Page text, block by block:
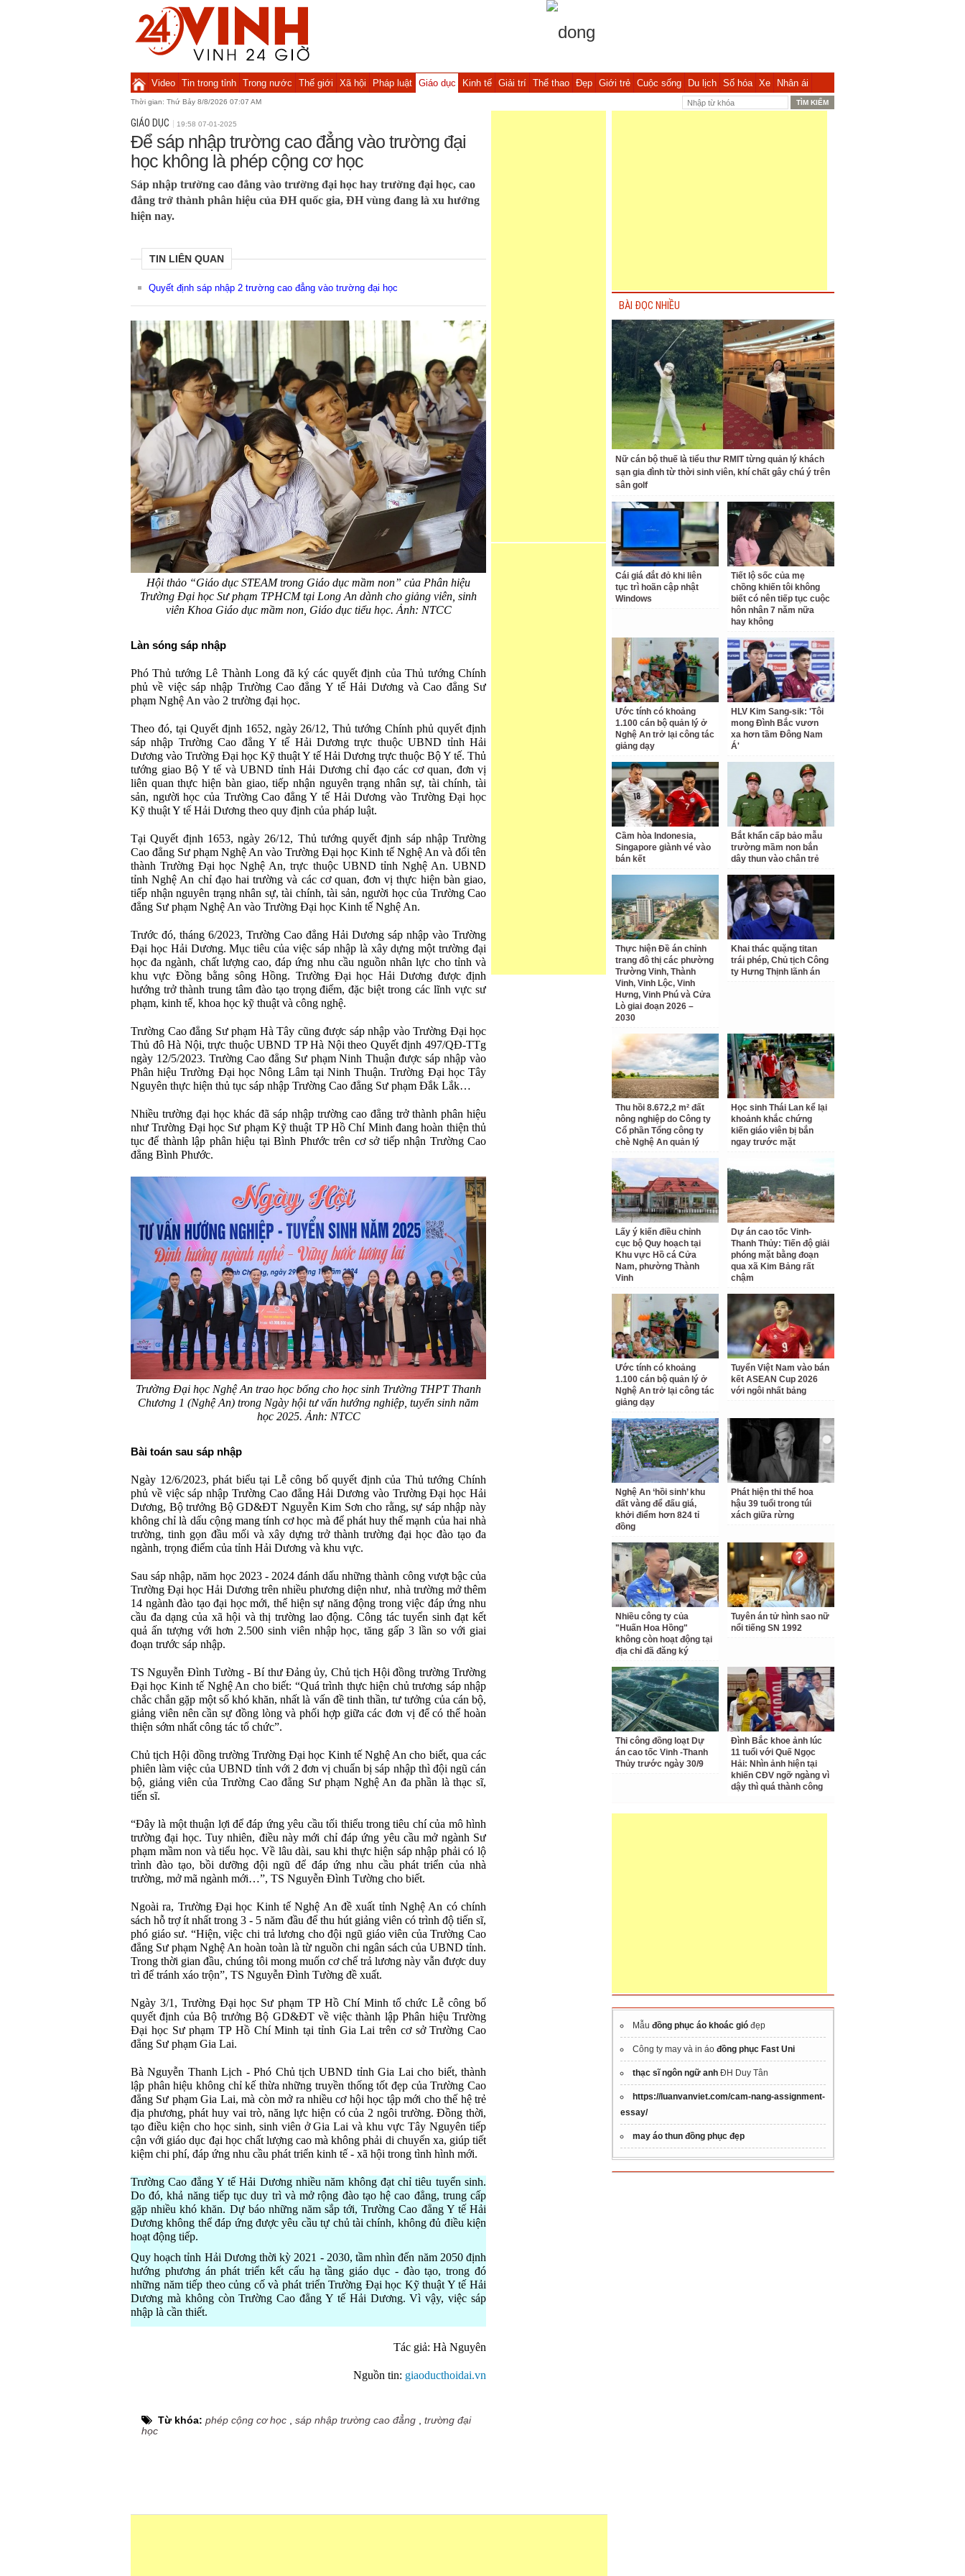
Video Tin trong tỉnh Trong nước Thế giới Xã hội Pháp luật Giáo dục Kinh tế Giải trí Thể thao Đẹp Giới trẻ Cuộc sống Du lịch Số hóa Xe Nhân ái
Thời gian: Thứ Bảy 8/8/2026 07:07 AM
GIÁO DỤC 19:58 07-01-2025
Để sáp nhập trường cao đẳng vào trường đại
học không là phép cộng cơ học
Sáp nhập trường cao đẳng vào trường đại học hay trường đại học, cao
đẳng trở thành phân hiệu của ĐH quốc gia, ĐH vùng đang là xu hướng
hiện nay.
TIN LIÊN QUAN
Quyết định sáp nhập 2 trường cao đẳng vào trường đại học
Hội thảo “Giáo dục STEAM trong Giáo dục mầm non” của Phân hiệu
Trường Đại học Sư phạm TPHCM tại Long An dành cho giảng viên, sinh
viên Khoa Giáo dục mầm non, Giáo dục tiểu học. Ảnh: NTCC
Làn sóng sáp nhập
Phó Thủ tướng Lê Thành Long đã ký các quyết định của Thủ tướng Chính
phủ về việc sáp nhập Trường Cao đẳng Y tế Hải Dương và Cao đẳng Sư
phạm Nghệ An vào 2 trường đại học.
Theo đó, tại Quyết định 1652, ngày 26/12, Thủ tướng Chính phủ quyết định
sáp nhập Trường Cao đẳng Y tế Hải Dương trực thuộc UBND tỉnh Hải
Dương vào Trường Đại học Kỹ thuật Y tế Hải Dương trực thuộc Bộ Y tế. Thủ
tướng giao Bộ Y tế và UBND tỉnh Hải Dương chỉ đạo các cơ quan, đơn vị
liên quan thực hiện bàn giao, tiếp nhận nguyên trạng nhân sự, tài chính, tài
sản, người học của Trường Cao đẳng Y tế Hải Dương vào Trường Đại học
Kỹ thuật Y tế Hải Dương theo quy định của pháp luật.
Tại Quyết định 1653, ngày 26/12, Thủ tướng quyết định sáp nhập Trường
Cao đẳng Sư phạm Nghệ An vào Trường Đại học Kinh tế Nghệ An và đổi tên
thành Trường Đại học Nghệ An, trực thuộc UBND tỉnh Nghệ An. UBND
tỉnh Nghệ An chỉ đạo hai trường và các cơ quan, đơn vị thực hiện bàn giao,
tiếp nhận nguyên trạng nhân sự, tài chính, tài sản, người học của Trường Cao
đẳng Sư phạm Nghệ An vào Trường Đại học Kinh tế Nghệ An.
Trước đó, tháng 6/2023, Trường Cao đẳng Hải Dương sáp nhập vào Trường
Đại học Hải Dương. Mục tiêu của việc sáp nhập là xây dựng một trường đại
học đa ngành, chất lượng cao, đáp ứng nhu cầu nguồn nhân lực cho tỉnh và
khu vực Đồng bằng sông Hồng. Trường Đại học Hải Dương được định
hướng trở thành trung tâm đào tạo trọng điểm, đặc biệt trong các lĩnh vực sư
phạm, kinh tế, khoa học kỹ thuật và công nghệ.
Trường Cao đẳng Sư phạm Hà Tây cũng được sáp nhập vào Trường Đại học
Thủ đô Hà Nội, trực thuộc UBND TP Hà Nội theo Quyết định 497/QĐ-TTg
ngày 12/5/2023. Trường Cao đẳng Sư phạm Ninh Thuận được sáp nhập vào
Phân hiệu Trường Đại học Nông Lâm tại Ninh Thuận. Trường Đại học Tây
Nguyên thực hiện thủ tục sáp nhập Trường Cao đẳng Sư phạm Đắk Lắk…
Nhiều trường đại học khác đã sáp nhập trường cao đẳng trở thành phân hiệu
như Trường Đại học Sư phạm Kỹ thuật TP Hồ Chí Minh đang hoàn thiện thủ
tục để thành lập phân hiệu tại Bình Phước trên cơ sở tiếp nhận Trường Cao
đẳng Bình Phước.
Trường Đại học Nghệ An trao học bổng cho học sinh Trường THPT Thanh
Chương 1 (Nghệ An) trong Ngày hội tư vấn hướng nghiệp, tuyển sinh năm
học 2025. Ảnh: NTCC
Bài toán sau sáp nhập
Ngày 12/6/2023, phát biểu tại Lễ công bố quyết định của Thủ tướng Chính
phủ về việc sáp nhập Trường Cao đẳng Hải Dương vào Trường Đại học Hải
Dương, Bộ trưởng Bộ GD&ĐT Nguyễn Kim Sơn cho rằng, sự sáp nhập này
không chỉ là dấu cộng mang tính cơ học mà để phát huy thế mạnh của hai nhà
trường, tinh gọn đầu mối và xây dựng trở thành trường đại học đào tạo đa
ngành, trọng điểm của tỉnh Hải Dương và khu vực.
Sau sáp nhập, năm học 2023 - 2024 đánh dấu những thành công vượt bậc của
Trường Đại học Hải Dương trên nhiều phương diện như, nhà trường mở thêm
14 ngành đào tạo đại học mới, thể hiện sự năng động trong việc đáp ứng nhu
cầu đa dạng của xã hội và thị trường lao động. Công tác tuyển sinh đạt kết
quả ấn tượng với hơn 2.500 sinh viên nhập học, tăng gấp 3 lần so với giai
đoạn trước sáp nhập.
TS Nguyễn Đình Tường - Bí thư Đảng ủy, Chủ tịch Hội đồng trường Trường
Đại học Kinh tế Nghệ An cho biết: “Quá trình thực hiện chủ trương sáp nhập
chắc chắn gặp một số khó khăn, nhất là vấn đề tinh thần, tư tưởng của cán bộ,
giảng viên nên cần sự đồng lòng và phối hợp giữa các đơn vị để có thể hoàn
thiện sớm nhất công tác tổ chức”.
Chủ tịch Hội đồng trường Trường Đại học Kinh tế Nghệ An cho biết, qua các
phiên làm việc của UBND tỉnh với 2 đơn vị chuẩn bị sáp nhập thì đội ngũ cán
bộ, giảng viên của Trường Cao đẳng Sư phạm Nghệ An đa phần là thạc sĩ,
tiến sĩ.
“Đây là một thuận lợi để đáp ứng yêu cầu tối thiểu trong tiêu chí của mô hình
trường đại học. Tuy nhiên, điều này mới chỉ đáp ứng yêu cầu mở ngành Sư
phạm mầm non và tiểu học. Về lâu dài, sau khi thực hiện sáp nhập phải có lộ
trình đào tạo, bồi dưỡng đội ngũ để đáp ứng nhu cầu phát triển của nhà
trường, mở mã ngành mới…”, TS Nguyễn Đình Tường cho biết.
Ngoài ra, Trường Đại học Kinh tế Nghệ An đề xuất tỉnh Nghệ An có chính
sách hỗ trợ ít nhất trong 3 - 5 năm đầu để thu hút giảng viên có trình độ tiến sĩ,
phó giáo sư. “Hiện, việc chi trả lương cho đội ngũ giáo viên của Trường Cao
đẳng Sư phạm Nghệ An hoàn toàn là từ nguồn chi ngân sách của UBND tỉnh.
Trong thời gian đầu, chúng tôi mong muốn cơ chế trả lương này vẫn được duy
trì để tránh xáo trộn”, TS Nguyễn Đình Tường đề xuất.
Ngày 3/1, Trường Đại học Sư phạm TP Hồ Chí Minh tổ chức Lễ công bố
quyết định của Bộ trưởng Bộ GD&ĐT về việc thành lập Phân hiệu Trường
Đại học Sư phạm TP Hồ Chí Minh tại tỉnh Gia Lai trên cơ sở Trường Cao
đẳng Sư phạm Gia Lai.
Bà Nguyễn Thanh Lịch - Phó Chủ tịch UBND tỉnh Gia Lai cho biết, thành
lập phân hiệu không chỉ kế thừa những truyền thống tốt đẹp của Trường Cao
đẳng Sư phạm Gia Lai, mà còn mở ra nhiều cơ hội học tập mới cho thế hệ trẻ
địa phương, phát huy vai trò, năng lực hiện có của 2 ngôi trường. Đồng thời,
tạo điều kiện cho học sinh, sinh viên ở Gia Lai và khu vực Tây Nguyên tiếp
cận với giáo dục đại học chất lượng cao mà không phải di chuyển xa, giúp tiết
kiệm chi phí, đáp ứng nhu cầu phát triển kinh tế - xã hội trong tình hình mới.
Trường Cao đẳng Y tế Hải Dương nhiều năm không đạt chỉ tiêu tuyển sinh.
Do đó, khả năng tiếp tục duy trì và mở rộng đào tạo hệ cao đẳng, trung cấp
gặp nhiều khó khăn. Dự báo những năm sắp tới, Trường Cao đẳng Y tế Hải
Dương không thể đáp ứng được yêu cầu tự chủ tài chính, không đủ điều kiện
hoạt động tiếp.
Quy hoạch tỉnh Hải Dương thời kỳ 2021 - 2030, tầm nhìn đến năm 2050 định
hướng phương án phát triển kết cấu hạ tầng giáo dục - đào tạo, trong đó
những năm tiếp theo củng cố và phát triển Trường Đại học Kỹ thuật Y tế Hải
Dương mà không còn Trường Cao đẳng Y tế Hải Dương. Vì vậy, việc sáp
nhập là cần thiết.
Tác giả: Hà Nguyên
Nguồn tin: giaoducthoidai.vn
Từ khóa: phép cộng cơ học sáp nhập trường cao đẳng
trường đại
học
BÀI ĐỌC NHIỀU
Nữ cán bộ thuế là tiểu thư RMIT từng quản lý khách
sạn gia đình từ thời sinh viên, khí chất gây chú ý trên
sân golf
Cái giá đắt đỏ khi liên
tục trì hoãn cập nhật
Windows
Tiết lộ sốc của mẹ
chồng khiến tôi không
biết có nên tiếp tục cuộc
hôn nhân 7 năm nữa
hay không
Ước tính có khoảng
1.100 cán bộ quản lý ở
Nghệ An trở lại công tác
giảng dạy
HLV Kim Sang-sik: 'Tôi
mong Đình Bắc vươn
xa hơn tầm Đông Nam
Á'
Cầm hòa Indonesia,
Singapore giành vé vào
bán kết
Bắt khẩn cấp bảo mẫu
trường mầm non bắn
dây thun vào chân trẻ
Thực hiện Đề án chỉnh
trang đô thị các phường
Trường Vinh, Thành
Vinh, Vinh Lộc, Vinh
Hưng, Vinh Phú và Cửa
Lò giai đoạn 2026 –
2030
Khai thác quặng titan
trái phép, Chủ tịch Công
ty Hưng Thịnh lãnh án
Thu hồi 8.672,2 m² đất
nông nghiệp do Công ty
Cổ phần Tổng công ty
chè Nghệ An quản lý
Học sinh Thái Lan kể lại
khoảnh khắc chứng
kiến giáo viên bị bắn
ngay trước mặt
Lấy ý kiến điều chỉnh
cục bộ Quy hoạch tại
Khu vực Hồ cá Cửa
Nam, phường Thành
Vinh
Dự án cao tốc Vinh-
Thanh Thủy: Tiến độ giải
phóng mặt bằng đoạn
qua xã Kim Bảng rất
chậm
Ước tính có khoảng
1.100 cán bộ quản lý ở
Nghệ An trở lại công tác
giảng dạy
Tuyển Việt Nam vào bán
kết ASEAN Cup 2026
với ngôi nhất bảng
Nghệ An ‘hồi sinh’ khu
đất vàng để đấu giá,
khởi điểm hơn 824 tỉ
đồng
Phát hiện thi thể hoa
hậu 39 tuổi trong túi
xách giữa rừng
Nhiều công ty của
"Huấn Hoa Hồng"
không còn hoạt động tại
địa chỉ đã đăng ký
Tuyên án tử hình sao nữ
nổi tiếng SN 1992
Thi công đồng loạt Dự
án cao tốc Vinh -Thanh
Thủy trước ngày 30/9
Đình Bắc khoe ảnh lúc
11 tuổi với Quế Ngọc
Hải: Nhìn ảnh hiện tại
khiến CĐV ngỡ ngàng vì
dậy thì quá thành công
Mẫu đồng phục áo khoác gió đẹp
Công ty may và in áo đồng phục Fast Uni
thạc sĩ ngôn ngữ anh ĐH Duy Tân
https://luanvanviet.com/cam-nang-assignment-
essay/
may áo thun đồng phục đẹp